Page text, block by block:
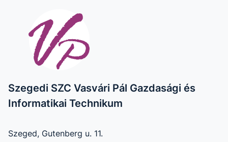
Szegedi SZC Vasvári Pál Gazdasági és
Informatikai Technikum
Szeged, Gutenberg u. 11.